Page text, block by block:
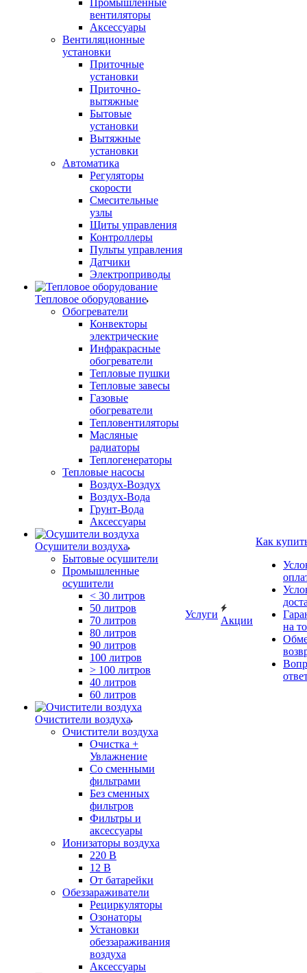
Промышленные
вентиляторы
Аксессуары
Вентиляционные
установки
Приточные
установки
Приточно-
вытяжные
Бытовые
установки
Вытяжные
установки
Автоматика
Регуляторы
скорости
Смесительные
узлы
Щиты управления
Контроллеры
Пульты управления
Датчики
Электроприводы
Тепловое оборудование
Обогреватели
Конвекторы
электрические
Инфракрасные
обогреватели
Тепловые пушки
Тепловые завесы
Газовые
обогреватели
Тепловентиляторы
Масляные
радиаторы
Теплогенераторы
Тепловые насосы
Воздух-Воздух
Воздух-Вода
Грунт-Вода
Аксессуары
Осушители воздуха
Бытовые осушители
Промышленные
осушители
< 30 литров
50 литров
70 литров
80 литров
90 литров
100 литров
> 100 литров
40 литров
60 литров
Очистители воздуха
Очистители воздуха
Очистка +
Увлажнение
Cо сменными
фильтрами
Без сменных
фильтров
Фильтры и
аксессуары
Ионизаторы воздуха
220 В
12 В
От батарейки
Обеззараживатели
Рециркуляторы
Озонаторы
Установки
обеззараживания
воздуха
Аксессуары
Услуги
Акции
Как
на